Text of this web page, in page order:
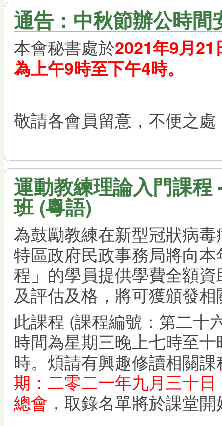
通告：中秋節辦公時間
本會秘書處於2021年9月21
為上午9時至下午4時。
敬請各會員留意，不便之
運動教練理論入門課
班 (粵語)
為鼓勵教練在新型冠狀病
特區政府民政事務局將向
程」的學員提供學費全額
及評估及格，將可獲頒發
此課程 (課程編號：第二十
時間為星期三晚上七時至
時。煩請有興趣修讀相關
期：二零二一年九月三十
總會 ，取錄名單將於課堂